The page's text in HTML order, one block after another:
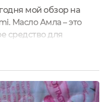
мой обзор на
Масло Амла – это
средство для
200
годности:
бутылочка с маслом
на которой есть